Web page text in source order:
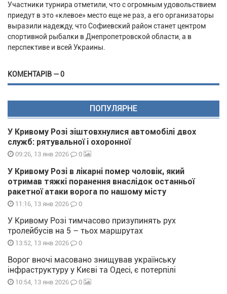
Участники турнира отметили, что с огромным удовольствием
приедут в это «клевое» место еще не раз, а его организаторы
выразили надежду, что Софиевский район станет центром
спортивной рыбалки в Днепропетровской области, а в
перспективе и всей Украины.
КОМЕНТАРІВ — 0
ПОПУЛЯРНЕ
У Кривому Розі зіштовхнулися автомобілі двох
служб: рятувальної і охоронної
09:26, 13 янв 2026 0
У Кривому Розі в лікарні помер чоловік, який
отримав тяжкі поранення внаслідок останньої
ракетної атаки ворога по нашому місту
11:16, 13 янв 2026 0
У Кривому Розі тимчасово призупинять рух
тролейбусів на 5 – тьох маршрутах
13:52, 13 янв 2026 0
Ворог вночі масовано знищував українську
інфраструктуру у Києві та Одесі, є потерпілі
10:54, 13 янв 2026 0